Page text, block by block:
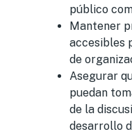
público
Mantener
accesibles
de
Asegurar
puedan
de la
desarrollo